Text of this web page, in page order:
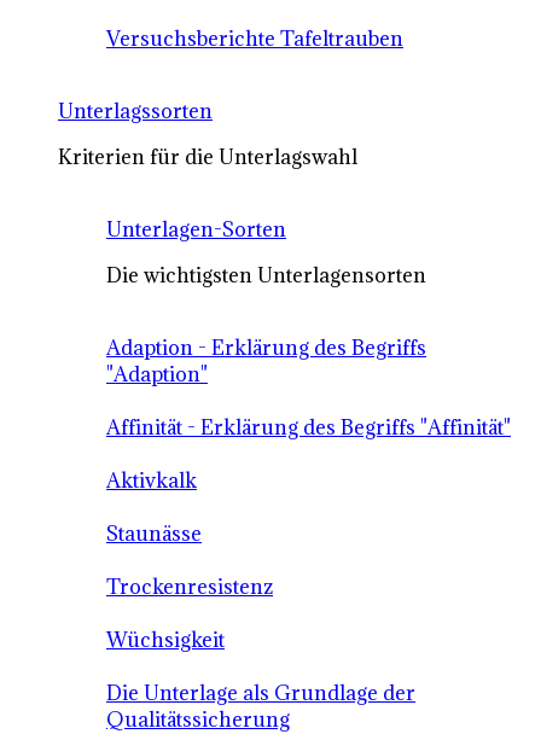
Versuchsberichte Tafeltrauben
Unterlagssorten
Kriterien für die Unterlagswahl
Unterlagen-Sorten
Die wichtigsten Unterlagensorten
Adaption - Erklärung des Begriffs
"Adaption"
Affinität - Erklärung des Begriffs "Affinität"
Aktivkalk
Staunässe
Trockenresistenz
Wüchsigkeit
Die Unterlage als Grundlage der
Qualitätssicherung